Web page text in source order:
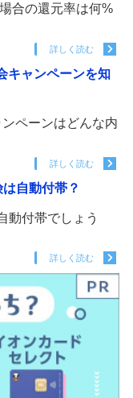
合の還元率は何%
詳しく読む
キャンペーンを知
ペーンはどんな内
詳しく読む
自動付帯？
動付帯でしょう
詳しく読む